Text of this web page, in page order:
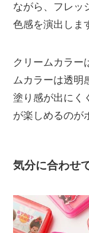
ながら、フレッ
色感を演出しま
クリームカラー
ムカラーは透明
塗り感が出にく
が楽しめるの
気分に合わせ